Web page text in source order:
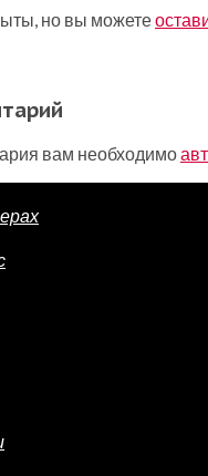
но вы можете
вам необходимо